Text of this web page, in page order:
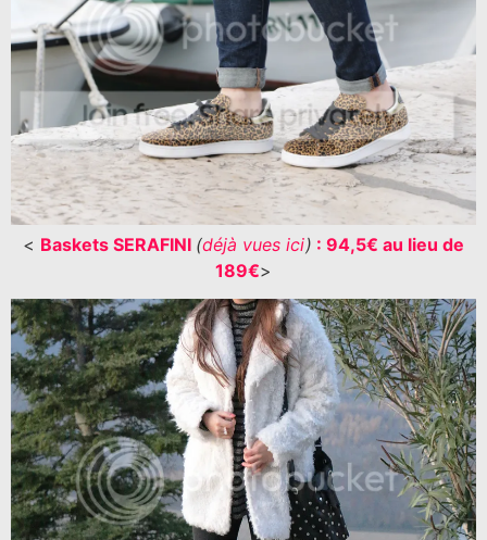
< Baskets SERAFINI (déjà vues ici) : 94,5€ au lieu de
189€>